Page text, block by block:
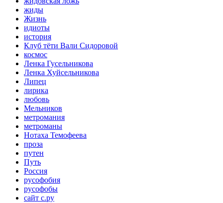
жиды
Жизнь
идиоты
история
Клуб тёти Вали Сидоровой
космос
Ленка Гусельникова
Ленка Хуйсельникова
Липец
лирика
любовь
Мельников
метромания
метроманы
Нотаха Темофеева
проза
путен
Путь
Россия
русофобия
русофобы
сайт с.ру